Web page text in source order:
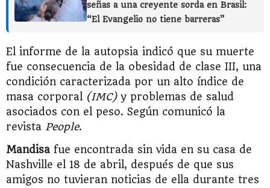
señas a una creyente sorda en Brasil:
“El Evangelio no tiene barreras”
El informe de la autopsia indicó que su muerte
fue consecuencia de la obesidad de clase III, una
condición caracterizada por un alto índice de
masa corporal (IMC)y problemas de salud
asociados con el peso. Según comunicó la
revista People.
Mandisa fue encontrada sin vida en su casa de
Nashville el 18 de abril, después de que sus
amigos no tuvieran noticias de ella durante tres